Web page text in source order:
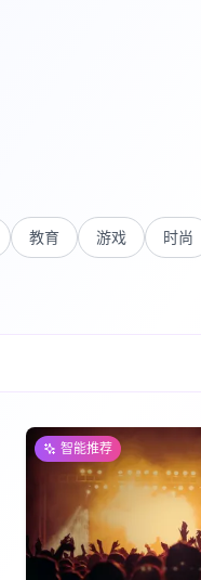
教育 游戏 时尚
智能推荐